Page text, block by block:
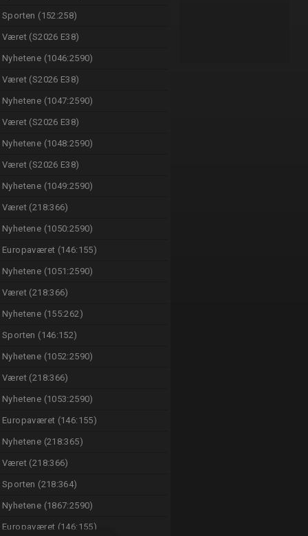
Sporten (152:258)
Været (S2026 E38)
Nyhetene (1046:2590)
Været (S2026 E38)
Nyhetene (1047:2590)
Været (S2026 E38)
Nyhetene (1048:2590)
Været (S2026 E38)
Nyhetene (1049:2590)
Været (218:366)
Nyhetene (1050:2590)
Europaværet (146:155)
Nyhetene (1051:2590)
Været (218:366)
Nyhetene (155:262)
Sporten (146:152)
Nyhetene (1052:2590)
Været (218:366)
Nyhetene (1053:2590)
Europaværet (146:155)
Nyhetene (218:365)
Været (218:366)
Sporten (218:364)
Nyhetene (1867:2590)
Europaværet (146:155)